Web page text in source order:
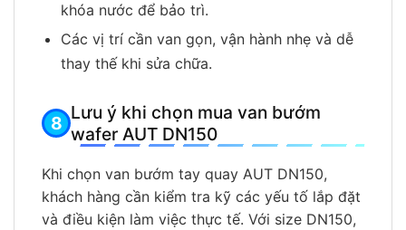
khóa nước để bảo trì.
Các vị trí cần van gọn, vận hành nhẹ và dễ
thay thế khi sửa chữa.
Lưu ý khi chọn mua van bướm
wafer AUT DN150
Khi chọn van bướm tay quay AUT DN150,
khách hàng cần kiểm tra kỹ các yếu tố lắp đặt
và điều kiện làm việc thực tế. Với size DN150,